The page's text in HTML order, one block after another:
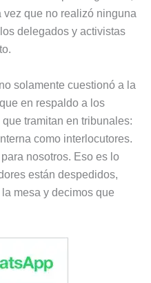
que no realizó ninguna
delegados y activistas
solamente cuestionó a la
en respaldo a los
tramitan en tribunales:
como interlocutores.
nosotros. Eso es lo
están despedidos,
mesa y decimos que